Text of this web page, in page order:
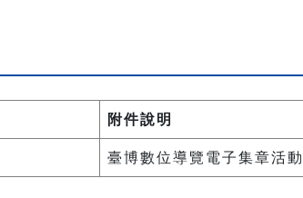
附件說明
臺博數位導覽電子集章活